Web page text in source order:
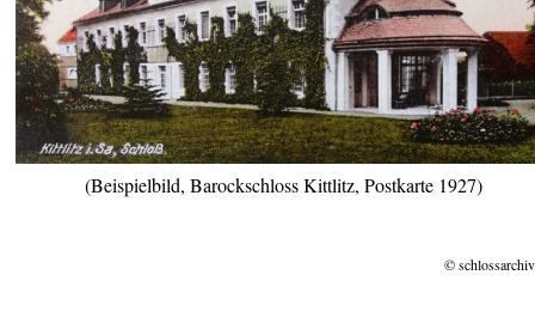
(Beispielbild, Barockschloss Kittlitz, Postkarte 1927)
©